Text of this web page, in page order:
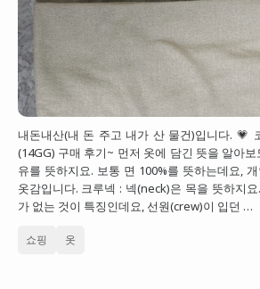
내돈내산(내 돈 주고 내가 산 물건)입니다. 💗
(14GG) 구매 후기~ 먼저 옷에 담긴 뜻을 알아
유를 뜻하지요. 보통 면 100%를 뜻하는데요,
옷감입니다. 크루넥 : 넥(neck)은 목을 뜻하지
가 없는 것이 특징인데요, 선원(crew)이 입던 …
쇼핑 옷